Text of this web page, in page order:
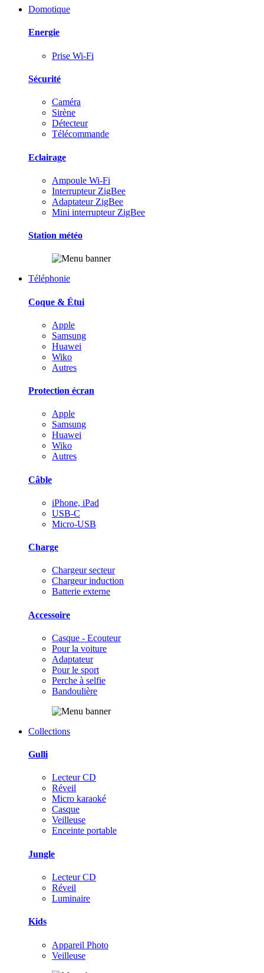
Domotique
Energie
Prise Wi-Fi
Sécurité
Caméra
Sirène
Détecteur
Télécommande
Eclairage
Ampoule Wi-Fi
Interrupteur ZigBee
Adaptateur ZigBee
Mini interrupteur ZigBee
Station météo
Téléphonie
Coque & Étui
Apple
Samsung
Huawei
Wiko
Autres
Protection écran
Apple
Samsung
Huawei
Wiko
Autres
Câble
iPhone, iPad
USB-C
Micro-USB
Charge
Chargeur secteur
Chargeur induction
Batterie externe
Accessoire
Casque - Ecouteur
Pour la voiture
Adaptateur
Pour le sport
Perche à selfie
Bandoulière
Collections
Gulli
Lecteur CD
Réveil
Micro karaoké
Casque
Veilleuse
Enceinte portable
Jungle
Lecteur CD
Réveil
Luminaire
Kids
Appareil Photo
Veilleuse